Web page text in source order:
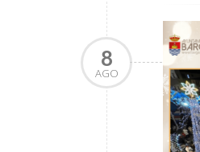
8
AGO